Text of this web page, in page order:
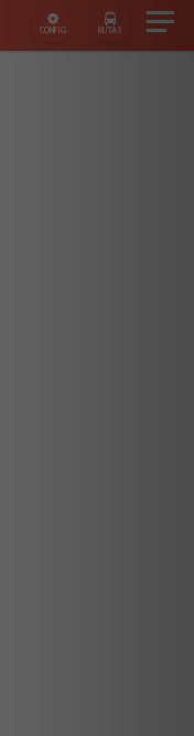
CONFIG RUTAS